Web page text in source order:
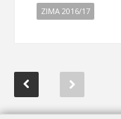
ZIMA 2016/17